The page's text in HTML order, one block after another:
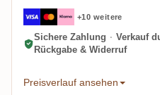
+10 weitere
Sichere Zahlung · Verkauf
Rückgabe & Widerruf
Preisverlauf ansehen